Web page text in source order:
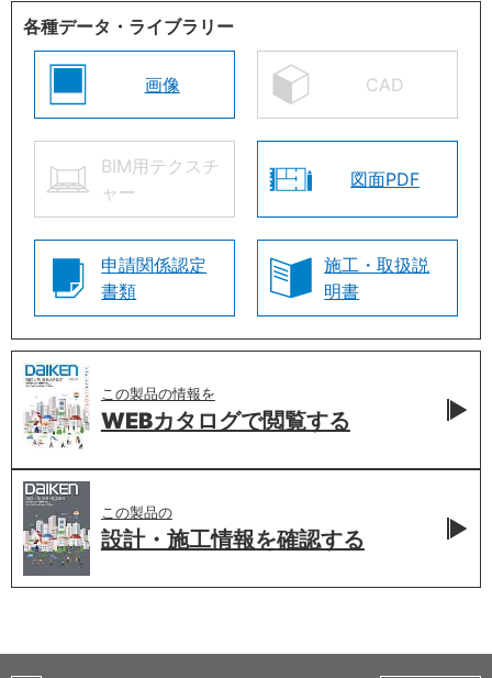
各種データ・ライブラリー
画像 CAD
BIM用テクスチ
ャー
図面PDF
申請関係認定
書類
施工・取扱説
明書
この製品の情報を
WEBカタログで閲覧する
この製品の
設計・施工情報を確認する